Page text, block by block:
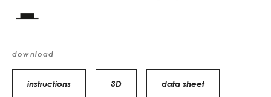
download
instructions 3D data sheet